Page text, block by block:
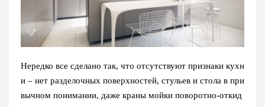
Нередко все сделано так, что отсутствуют признаки кухн
и – нет разделочных поверхностей, стульев и стола в при
вычном понимании, даже краны мойки поворотно-откид